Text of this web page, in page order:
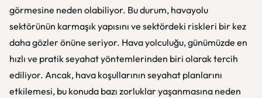
görmesine neden olabiliyor. Bu durum, havayolu
sektörünün karmaşık yapısını ve sektördeki riskleri bir kez
daha gözler önüne seriyor. Hava yolculuğu, günümüzde en
hızlı ve pratik seyahat yöntemlerinden biri olarak tercih
ediliyor. Ancak, hava koşullarının seyahat planlarını
etkilemesi, bu konuda bazı zorluklar yaşanmasına neden